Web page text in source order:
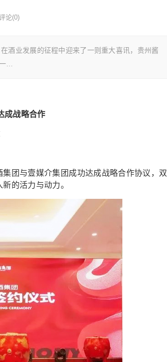
论(0)
业发展的征程中迎来了一则重大喜讯，贵州酱
…
成战略合作
团与壹媒介集团成功达成战略合作协议，双
的活力与动力。